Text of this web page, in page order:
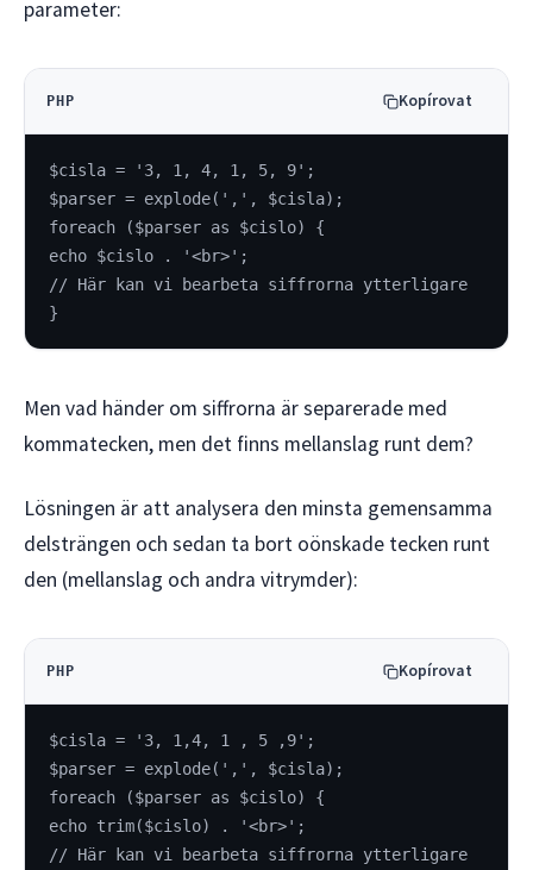
parameter:
PHP Kopírovat
$cisla = '3, 1, 4, 1, 5, 9';
$parser = explode(',', $cisla);
foreach ($parser as $cislo) {
echo $cislo . '<br>';
// Här kan vi bearbeta siffrorna ytterligare
}
Men vad händer om siffrorna är separerade med
kommatecken, men det finns mellanslag runt dem?
Lösningen är att analysera den minsta gemensamma
delsträngen och sedan ta bort oönskade tecken runt
den (mellanslag och andra vitrymder):
PHP Kopírovat
$cisla = '3, 1,4, 1 , 5 ,9';
$parser = explode(',', $cisla);
foreach ($parser as $cislo) {
echo trim($cislo) . '<br>';
// Här kan vi bearbeta siffrorna ytterligare